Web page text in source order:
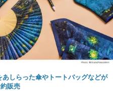
しらった傘やトートバッグなどが
販売